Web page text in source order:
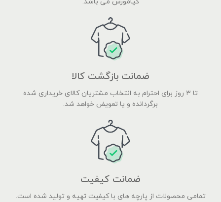
ضمانت بازگشت کالا
تا ۳ روز برای احترام به انتخاب مشتریان کالای خریداری شده
برگردانده و یا تعویض خواهد شد.
ضمانت کیفیت
تمامی محصولات از پارچه های با کیفیت تهیه و تولید شده است.